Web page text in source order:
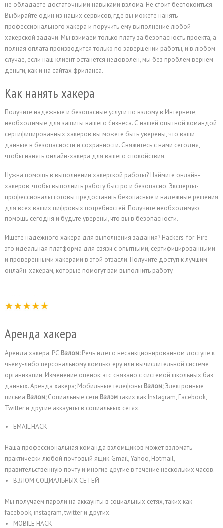
не обладаете достаточными навыками взлома. Не стоит беспокоиться.
Выбирайте один из наших сервисов, где вы можете нанять
профессионального хакера и поручить ему выполнение любой
хакерской задачи. Мы взимаем только плату за безопасность проекта, а
полная оплата производится только по завершении работы, и в любом
случае, если наш клиент останется недоволен, мы без проблем вернем
деньги, как и на сайтах фриланса.
Как нанять хакера
Получите надежные и безопасные услуги по взлому в Интернете,
необходимые для защиты вашего бизнеса. С нашей опытной командой
сертифицированных хакеров вы можете быть уверены, что ваши
данные в безопасности и сохранности. Свяжитесь с нами сегодня,
чтобы нанять онлайн-хакера для вашего спокойствия.
Нужна помощь в выполнении хакерской работы? Наймите онлайн-
хакеров, чтобы выполнить работу быстро и безопасно. Эксперты-
профессионалы готовы предоставить безопасные и надежные решения
для всех ваших цифровых потребностей. Получите необходимую
помощь сегодня и будьте уверены, что вы в безопасности.
Ищете надежного хакера для выполнения задания? Hackers-for-Hire -
это идеальная платформа для связи с опытными, сертифицированными
и проверенными хакерами в этой отрасли. Получите доступ к лучшим
онлайн-хакерам, которые помогут вам выполнить работу
Аренда хакера
Аренда хакера. PC Взлом:Речь идет о несанкционированном доступе к
чьему-либо персональному компьютеру или вычислительной системе
организации. Изменение оценок: это связано с системой школьных баз
данных. Аренда хакера; Мобильные телефоны Взлом;Электронные
письма Взлом;Социальные сети Взломтаких как Instagram, Facebook,
Twitter и другие аккаунты в социальных сетях.
EMAIL HACK
Наша профессиональная команда взломщиков может взломать
практически любой почтовый ящик. Gmail, Yahoo, Hotmail,
правительственную почту и многие другие в течение нескольких часов.
ВЗЛОМ СОЦИАЛЬНЫХ СЕТЕЙ
Мы получаем пароли на аккаунты в социальных сетях, таких как
facebook, instagram, twitter и других.
MOBILE HACK